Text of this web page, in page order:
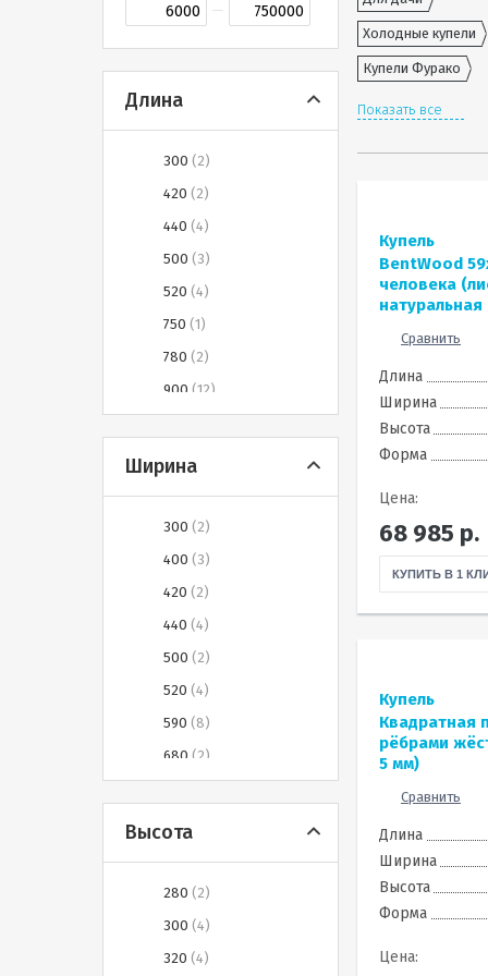
Длина
300 2
420 2
440 4
500
3
520 4
750 1
780 2
900 12
1050-1350
1060 8
1100 2
1160 8
1170
8
1190 8
1200
2
1200-1500
1200-2400 3
Ширина
300 2
400
3
420 2
440 4
500 2
520 4
590
8
680
2
780
7
790 4
800 9
Высота
280 2
300 4
320 4
Холодные купели
Купели Фурако
Показать все
Купель
BentWood
человека
натуральная
Сравнить
Длина
Ширина
Высота
Форма
Цена:
68 985 р.
КУПИТЬ В 1
Купель
Квадратная
рёбрами
5 мм)
Сравнить
Длина
Ширина
Высота
Форма
Цена: